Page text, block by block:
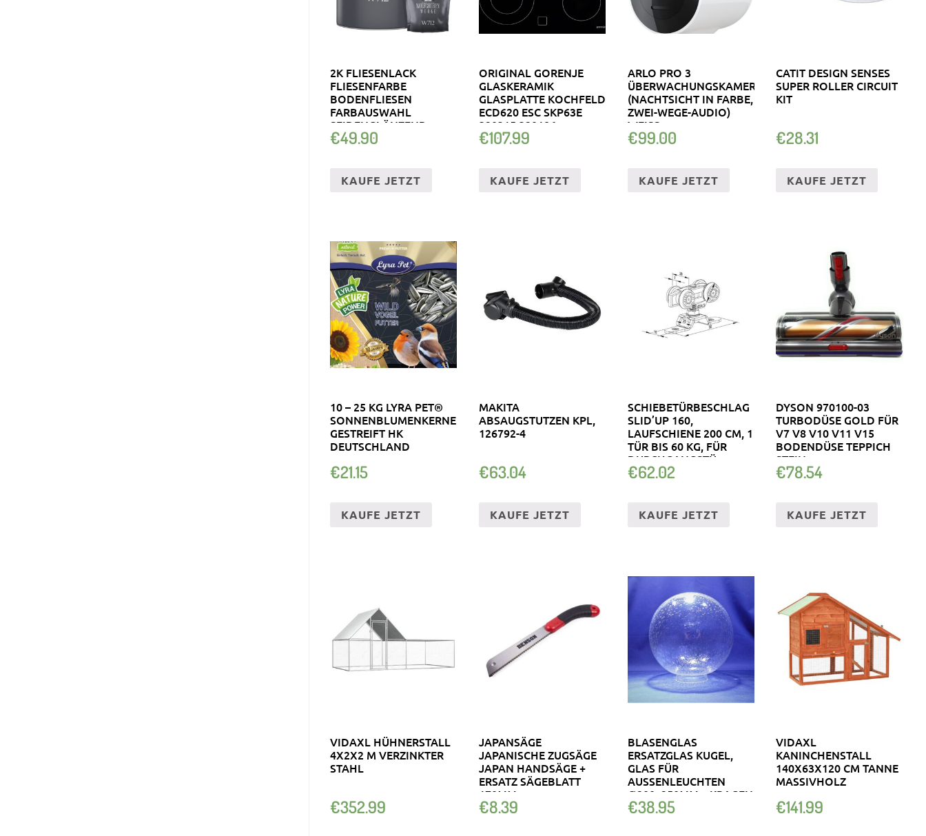
2K FLIESENLACK
FLIESENFARBE
BODENFLIESEN
FARBAUSWAHL
SEIDENGLÄNZEND
W712 2,5-20KG
€49.90
KAUFE JETZT
ORIGINAL GORENJE
GLASKERAMIK
GLASPLATTE KOCHFELD
ECD620 ESC SKP63E
320315 320186
€107.99
KAUFE JETZT
ARLO PRO 3
ÜBERWACHUNGSKAMERA
(NACHTSICHT IN FARBE,
ZWEI-WEGE-AUDIO)
WEISS
€99.00
KAUFE JETZT
CATIT DESIGN SENSES
SUPER ROLLER CIRCUIT
KIT
€28.31
KAUFE JETZT
10 – 25 KG LYRA PET®
SONNENBLUMENKERNE
GESTREIFT HK
DEUTSCHLAND
€21.15
KAUFE JETZT
MAKITA
ABSAUGSTUTZEN KPL,
126792-4
€63.04
KAUFE JETZT
SCHIEBETÜRBESCHLAG
SLID’UP 160,
LAUFSCHIENE 200 CM, 1
TÜR BIS 60 KG, FÜR
DURCHGANGSTÜ
€62.02
KAUFE JETZT
DYSON 970100-03
TURBODÜSE GOLD FÜR
V7 V8 V10 V11 V15
BODENDÜSE TEPPICH
STEIN
€78.54
KAUFE JETZT
VIDAXL HÜHNERSTALL
4X2X2 M VERZINKTER
STAHL
€352.99
JAPANSÄGE
JAPANISCHE ZUGSÄGE
JAPAN HANDSÄGE +
ERSATZ SÄGEBLATT
170MM
€8.39
BLASENGLAS
ERSATZGLAS KUGEL,
GLAS FÜR
AUSSENLEUCHTEN Ø
200, 250MM – KRAGEN Ø
80MM
€38.95
VIDAXL
KANINCHENSTALL
140X63X120 CM TANNE
MASSIVHOLZ
€141.99